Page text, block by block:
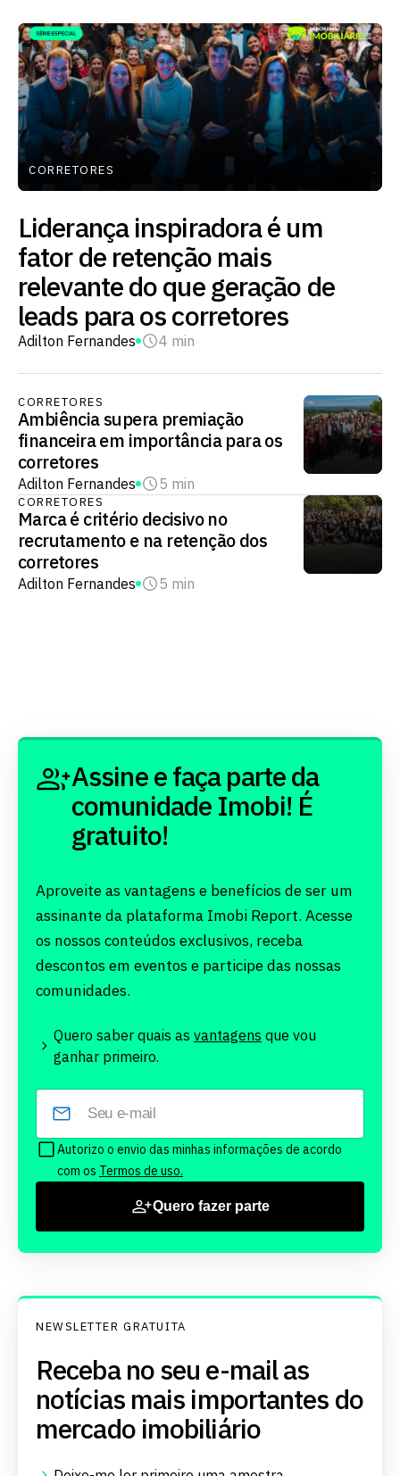
CORRETORES
Liderança inspiradora é um
fator de retenção mais
relevante do que geração de
leads para os corretores
Adilton Fernandes 4 min
CORRETORES
Ambiência supera premiação
financeira em importância para os
corretores
Adilton Fernandes 5 min
CORRETORES
Marca é critério decisivo no
recrutamento e na retenção dos
corretores
Adilton Fernandes 5 min
Assine e faça parte da
comunidade Imobi! É
gratuito!
Aproveite as vantagens e benefícios de ser um
assinante da plataforma Imobi Report. Acesse
os nossos conteúdos exclusivos, receba
descontos em eventos e participe das nossas
comunidades.
Quero saber quais as vantagens que vou
ganhar primeiro.
Autorizo o envio das minhas informações de acordo
com os Termos de uso.
Quero fazer parte
NEWSLETTER GRATUITA
Receba no seu e-mail as
notícias mais importantes do
mercado imobiliário